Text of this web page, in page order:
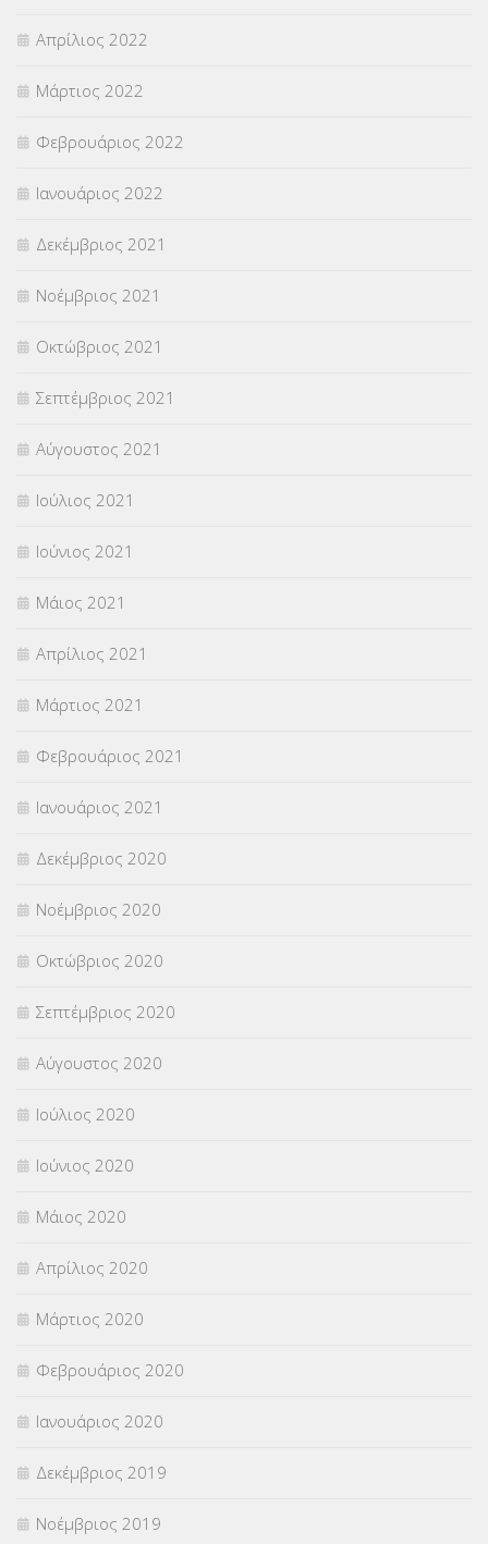
Απρίλιος 2022
Μάρτιος 2022
Φεβρουάριος 2022
Ιανουάριος 2022
Δεκέμβριος 2021
Νοέμβριος 2021
Οκτώβριος 2021
Σεπτέμβριος 2021
Αύγουστος 2021
Ιούλιος 2021
Ιούνιος 2021
Μάιος 2021
Απρίλιος 2021
Μάρτιος 2021
Φεβρουάριος 2021
Ιανουάριος 2021
Δεκέμβριος 2020
Νοέμβριος 2020
Οκτώβριος 2020
Σεπτέμβριος 2020
Αύγουστος 2020
Ιούλιος 2020
Ιούνιος 2020
Μάιος 2020
Απρίλιος 2020
Μάρτιος 2020
Φεβρουάριος 2020
Ιανουάριος 2020
Δεκέμβριος 2019
Νοέμβριος 2019